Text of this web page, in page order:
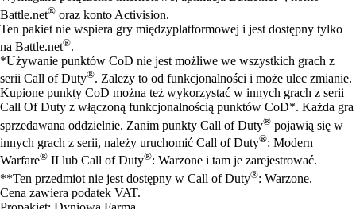
Battle.net® oraz konto Activision.
Ten pakiet nie wspiera gry międzyplatformowej i jest dostępny tylko
na Battle.net®.
*Używanie punktów CoD nie jest możliwe we wszystkich grach z
serii Call of Duty®. Zależy to od funkcjonalności i może ulec zmianie.
Kupione punkty CoD można też wykorzystać w innych grach z serii
Call Of Duty z włączoną funkcjonalnością punktów CoD*. Każda gra
sprzedawana oddzielnie. Zanim punkty Call of Duty® pojawią się w
innych grach z serii, należy uruchomić Call of Duty®: Modern
Warfare® II lub Call of Duty®: Warzone i tam je zarejestrować.
**Ten przedmiot nie jest dostępny w Call of Duty®: Warzone.
Cena zawiera podatek VAT.